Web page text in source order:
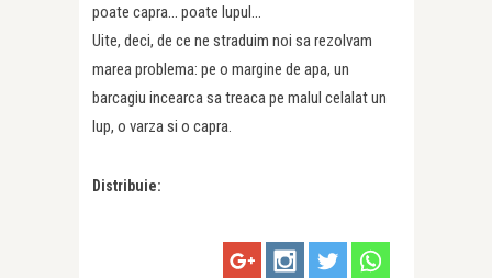
poate capra… poate lupul…
Uite, deci, de ce ne straduim noi sa rezolvam
marea problema: pe o margine de apa, un
barcagiu incearca sa treaca pe malul celalat un
lup, o varza si o capra.
Distribuie: